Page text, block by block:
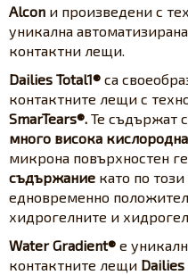
Alcon и произведени с
уникална
контактни лещи.
Dailies Total1® са
контактните лещи с
SmarTears®. Те съдържат
много висока
микрона повърхностен
съдържание като по
едновременно
хидрогелните и
Water Gradient® e
контактните лещи Dailies